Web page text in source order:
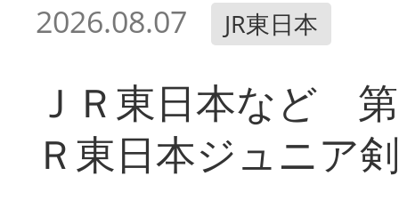
2026.08.07 JR東日本
ＪＲ東日本など
Ｒ東日本ジュニア